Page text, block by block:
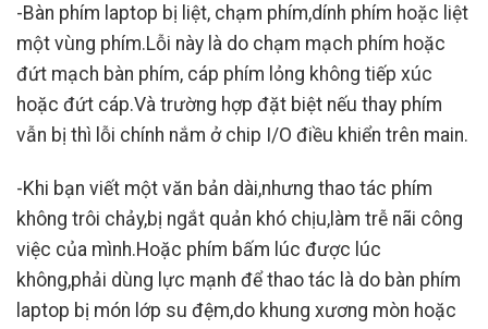
-Bàn phím laptop bị liệt, chạm phím,dính phím hoặc liệt
một vùng phím.Lỗi này là do chạm mạch phím hoặc
đứt mạch bàn phím, cáp phím lỏng không tiếp xúc
hoặc đứt cáp.Và trường hợp đặt biệt nếu thay phím
vẫn bị thì lỗi chính nắm ở chip I/O điều khiển trên main.
-Khi bạn viết một văn bản dài,nhưng thao tác phím
không trôi chảy,bị ngắt quản khó chịu,làm trễ nãi công
việc của mình.Hoặc phím bấm lúc được lúc
không,phải dùng lực mạnh để thao tác là do bàn phím
laptop bị món lớp su đệm,do khung xương mòn hoặc